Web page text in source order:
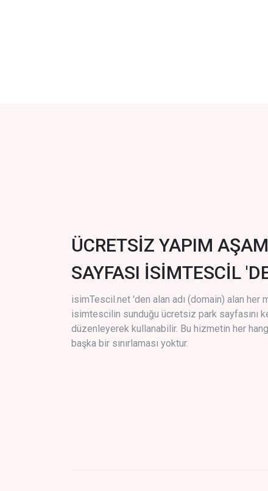
ÜCRETSİZ YAPIM
SAYFASI İSİMTESCİL
isimTescil.net 'den alan adı (domain) alan her
isimtescilin sunduğu ücretsiz park sayfasını
düzenleyerek kullanabilir. Bu hizmetin her
başka bir sınırlaması yoktur.